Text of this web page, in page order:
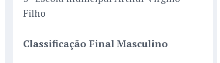
Filho
Classificação Final Masculino